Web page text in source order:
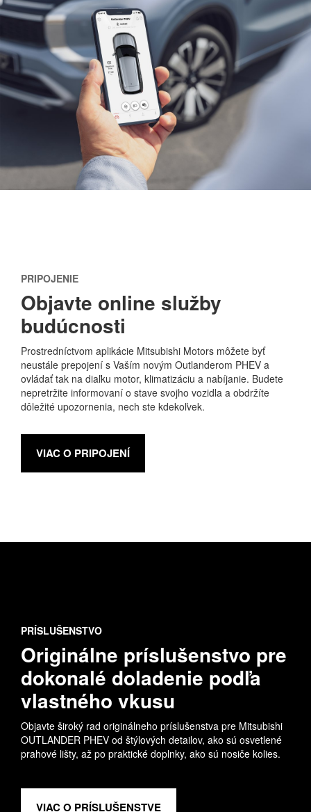
PRIPOJENIE
Objavte online služby
budúcnosti
Prostredníctvom aplikácie Mitsubishi Motors môžete byť
neustále prepojení s Vaším novým Outlanderom PHEV a
ovládať tak na diaľku motor, klimatizáciu a nabíjanie. Budete
nepretržite informovaní o stave svojho vozidla a obdržíte
dôležité upozornenia, nech ste kdekoľvek.
VIAC O PRIPOJENÍ
PRÍSLUŠENSTVO
Originálne príslušenstvo pre
dokonalé doladenie podľa
vlastného vkusu
Objavte široký rad originálneho príslušenstva pre Mitsubishi
OUTLANDER PHEV od štýlových detailov, ako sú osvetlené
prahové lišty, až po praktické doplnky, ako sú nosiče kolies.
VIAC O PRÍSLUŠENSTVE